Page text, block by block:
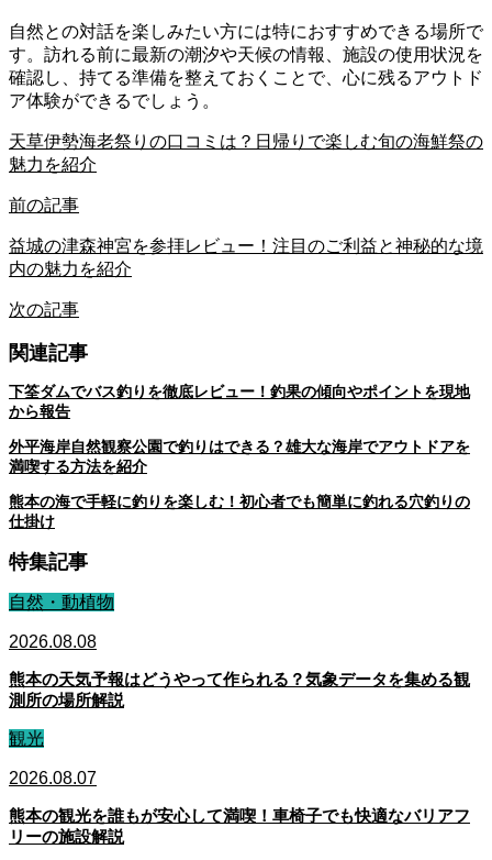
自然との対話を楽しみたい方には特におすすめできる場所で
す。訪れる前に最新の潮汐や天候の情報、施設の使用状況を
確認し、持てる準備を整えておくことで、心に残るアウトド
ア体験ができるでしょう。
天草伊勢海老祭りの口コミは？日帰りで楽しむ旬の海鮮祭の
魅力を紹介
前の記事
益城の津森神宮を参拝レビュー！注目のご利益と神秘的な境
内の魅力を紹介
次の記事
関連記事
下筌ダムでバス釣りを徹底レビュー！釣果の傾向やポイントを現地
から報告
外平海岸自然観察公園で釣りはできる？雄大な海岸でアウトドアを
満喫する方法を紹介
熊本の海で手軽に釣りを楽しむ！初心者でも簡単に釣れる穴釣りの
仕掛け
特集記事
自然・動植物
2026.08.08
熊本の天気予報はどうやって作られる？気象データを集める観
測所の場所解説
観光
2026.08.07
熊本の観光を誰もが安心して満喫！車椅子でも快適なバリアフ
リーの施設解説